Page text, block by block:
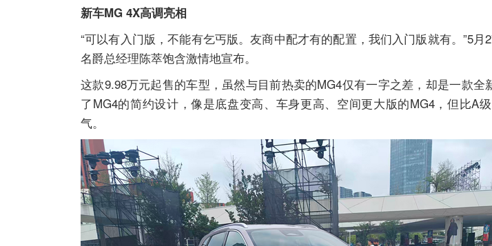
新车MG 4X高调亮相
“可以有入门版，不能有乞丐版。友商中配才有的配置，我们入门版就有。”5月
名爵总经理陈萃饱含激情地宣布。
这款9.98万元起售的车型，虽然与目前热卖的MG4仅有一字之差，却是一款
了MG4的简约设计，像是底盘变高、车身更高、空间更大版的MG4，但比A
气。